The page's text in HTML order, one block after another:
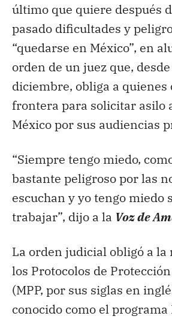
último que quiere después
pasado dificultades y
“quedarse en México”, en
orden de un juez que,
diciembre, obliga a quienes
frontera para solicitar asilo
México por sus audiencias
“Siempre tengo miedo,
bastante peligroso por las
escuchan y yo tengo miedo
trabajar”, dijo a la Voz de
La orden judicial obligó a
los Protocolos de
(MPP, por sus siglas en
conocido como el